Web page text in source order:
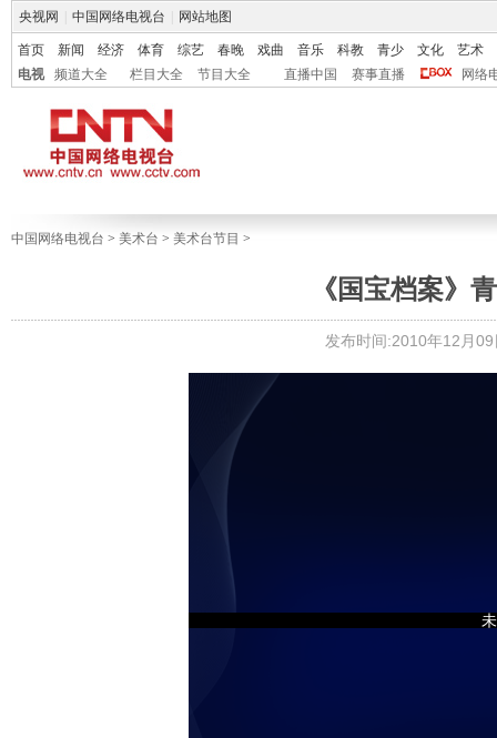
央视网 中国网络电视台 网站地图
首页 新闻 经济 体育 综艺 春晚 戏曲 音乐 科教 青少 文化
艺术
电视
频道大全 栏目大全 节目大全 直播中国 赛事直播 网络
中国网络电视台 > 美术台 > 美术台节目 >
《国宝档案》
发布时间:2010年12月